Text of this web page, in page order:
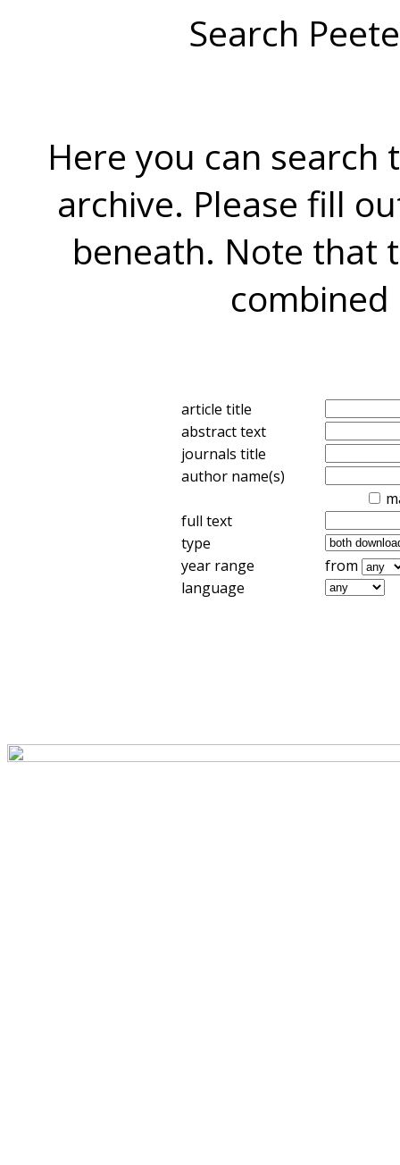
Search
Here you can search
archive. Please fill
beneath. Note that
combined
article title
abstract text
journals title
author name(s)
full text
type
year range
from
language